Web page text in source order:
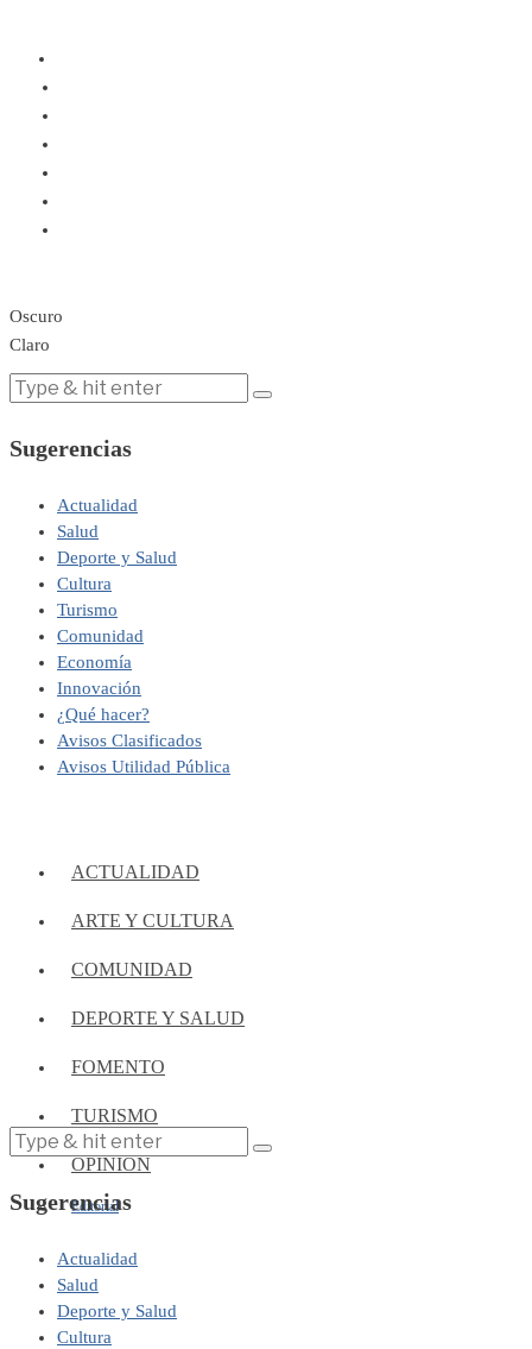
Oscuro
Claro
Sugerencias
Actualidad
Salud
Deporte y Salud
Cultura
Turismo
Comunidad
Economía
Innovación
¿Qué hacer?
Avisos Clasificados
Avisos Utilidad Pública
ACTUALIDAD
ARTE Y CULTURA
COMUNIDAD
DEPORTE Y SALUD
FOMENTO
TURISMO
OPINIÓN
Editorial
Sugerencias
Actualidad
Salud
Deporte y Salud
Cultura